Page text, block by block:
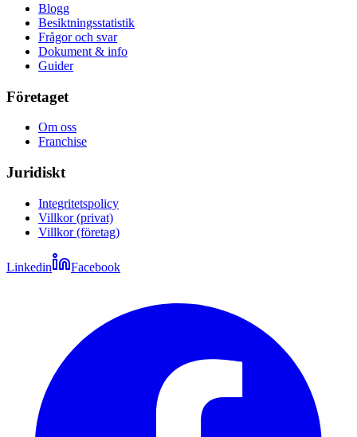
Blogg
Besiktningsstatistik
Frågor och svar
Dokument & info
Guider
Företaget
Om oss
Franchise
Juridiskt
Integritetspolicy
Villkor (privat)
Villkor (företag)
Linkedin Facebook